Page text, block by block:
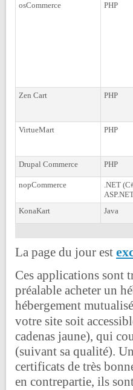
osCommerce PHP
Zen Cart PHP
VirtueMart PHP
Drupal Commerce PHP
nopCommerce
.NET
KonaKart
Java
La page du jour est
Ces applications sont
préalable acheter un
hébergement
votre site soit
cadenas jaune), qui
(suivant sa qualité).
certificats de très
en contrepartie, ils